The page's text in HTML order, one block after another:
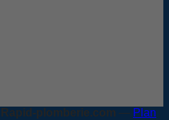
Rapid-plomberie.com — Plan